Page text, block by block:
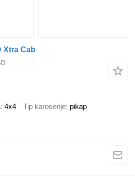
Xtra Cab
4x4 Tip karoserije pikap